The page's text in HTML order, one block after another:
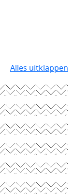
Alles uitklappen